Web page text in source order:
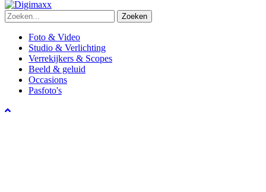
Zoeken
Foto & Video
Studio & Verlichting
Verrekijkers & Scopes
Beeld & geluid
Occasions
Pasfoto's